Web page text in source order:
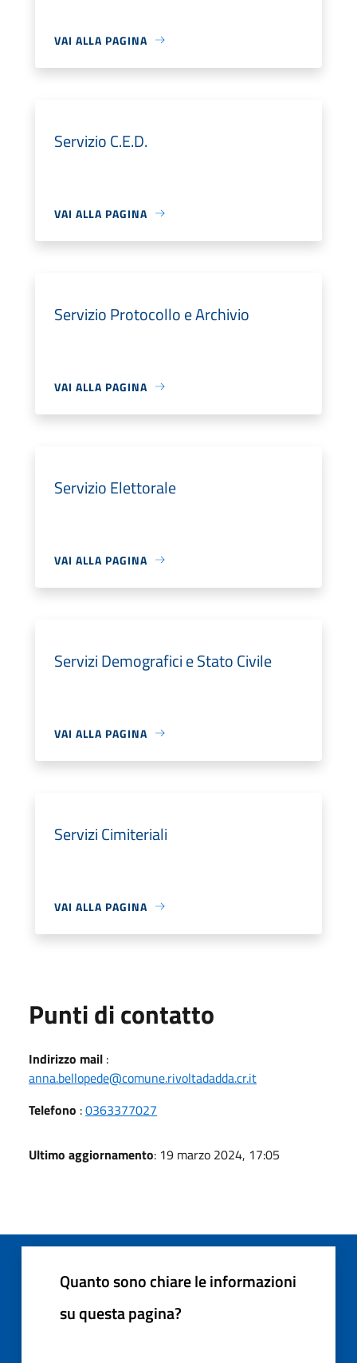
VAI ALLA PAGINA
Servizio C.E.D.
VAI ALLA PAGINA
Servizio Protocollo e Archivio
VAI ALLA PAGINA
Servizio Elettorale
VAI ALLA PAGINA
Servizi Demografici e Stato Civile
VAI ALLA PAGINA
Servizi Cimiteriali
VAI ALLA PAGINA
Punti di contatto
Indirizzo mail :
anna.bellopede@comune.rivoltadadda.cr.it
Telefono :0363377027
Ultimo aggiornamento: 19 marzo 2024, 17:05
Quanto sono chiare le informazioni
su questa pagina?